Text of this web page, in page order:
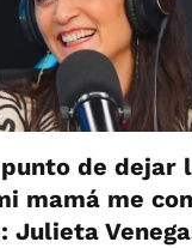
de dejar
mamá me
Julieta